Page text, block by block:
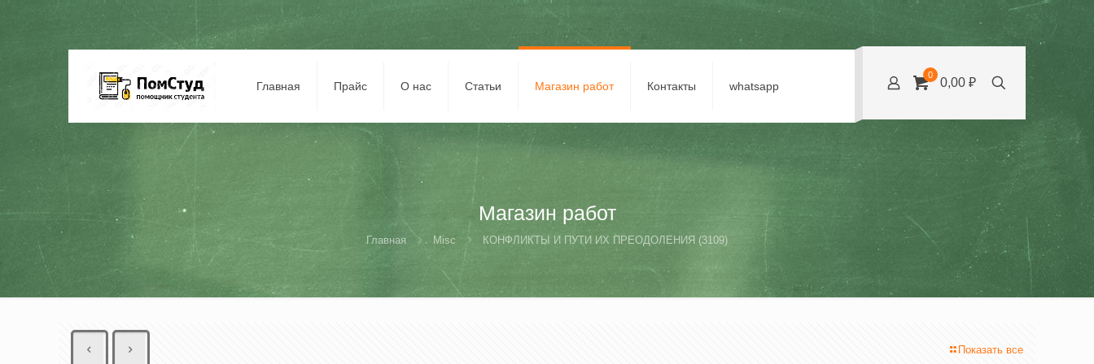
Главная Прайс О нас Статьи Магазин работ Контакты whatsapp
0
0,00 ₽
Магазин работ
Главная Misc КОНФЛИКТЫ И ПУТИ ИХ ПРЕОДОЛЕНИЯ (3109)
Показать все